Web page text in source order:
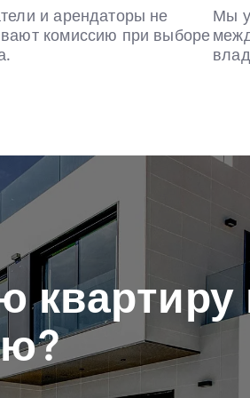
и арендаторы не
комиссию при выборе
Мы
квартиру